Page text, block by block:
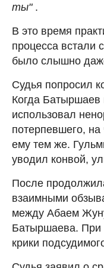
ты".
В это время
процесса встали
было слышно
Судья попросил
Когда Батыршаев
использовал
потерпевшего,
ему тем же.
уводил конвой,
После
взаимными
между Абаем
Батыршаева. При
крики